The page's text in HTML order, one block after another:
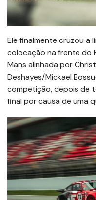
Ele finalmente cruzou a
colocação na frente do
Mans alinhada por
Deshayes/Mickael
competição, depois de
final por causa de uma